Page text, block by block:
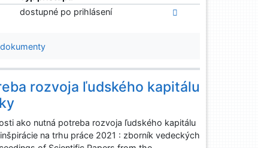
dostupné po prihlásení
rozvoja ľudského kapitálu
ako nutná potreba rozvoja ľudského kapitálu
na trhu práce 2021 : zborník vedeckých